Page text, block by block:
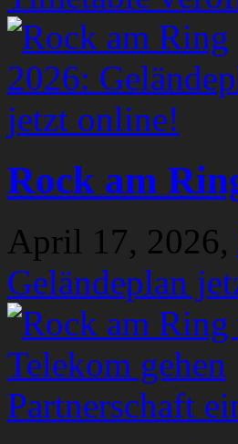
Rock am
April 17, 2026,
Geländeplan